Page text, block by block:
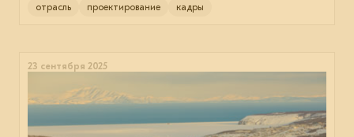
отрасль проектирование кадры
23 сентября 2025